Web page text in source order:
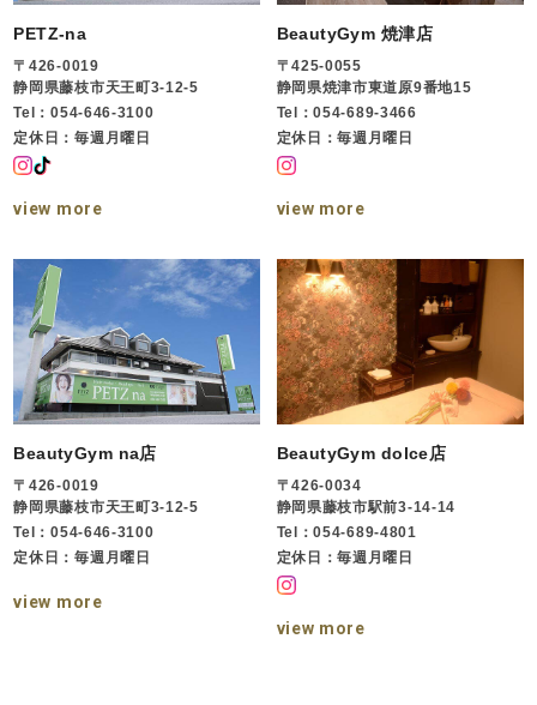
PETZ-na
〒426-0019
静岡県藤枝市天王町3-12-5
Tel：054-646-3100
定休日：毎週月曜日
view more
BeautyGym 焼津店
〒425-0055
静岡県焼津市東道原9番地15
Tel：054-689-3466
定休日：毎週月曜日
view more
BeautyGym na店
〒426-0019
静岡県藤枝市天王町3-12-5
Tel：054-646-3100
定休日：毎週月曜日
view more
BeautyGym dolce店
〒426-0034
静岡県藤枝市駅前3-14-14
Tel：054-689-4801
定休日：毎週月曜日
view more